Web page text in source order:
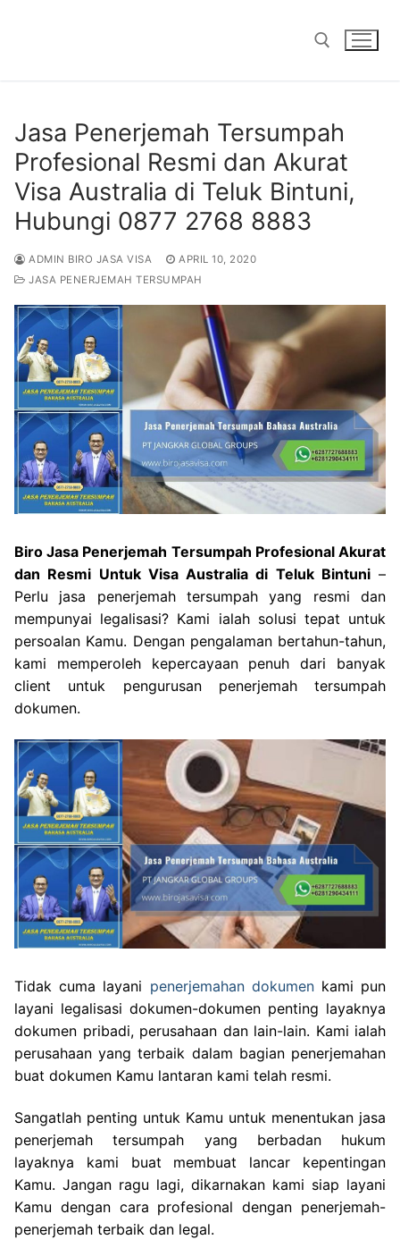
Jasa Penerjemah Tersumpah
Profesional Resmi dan Akurat
Visa Australia di Teluk Bintuni,
Hubungi 0877 2768 8883
ADMIN BIRO JASA VISA
APRIL 10, 2020
JASA PENERJEMAH TERSUMPAH
Biro Jasa Penerjemah Tersumpah Profesional Akurat
dan Resmi Untuk Visa Australia di Teluk Bintuni–
Perlu jasa penerjemah tersumpah yang resmi dan
mempunyai legalisasi? Kami ialah solusi tepat untuk
persoalan Kamu. Dengan pengalaman bertahun-tahun,
kami memperoleh kepercayaan penuh dari banyak
client untuk pengurusan penerjemah tersumpah
dokumen.
Tidak cuma layani penerjemahan dokumenkami pun
layani legalisasi dokumen-dokumen penting layaknya
dokumen pribadi, perusahaan dan lain-lain. Kami ialah
perusahaan yang terbaik dalam bagian penerjemahan
buat dokumen Kamu lantaran kami telah resmi.
Sangatlah penting untuk Kamu untuk menentukan jasa
penerjemah tersumpah yang berbadan hukum
layaknya kami buat membuat lancar kepentingan
Kamu. Jangan ragu lagi, dikarnakan kami siap layani
Kamu dengan cara profesional dengan penerjemah-
penerjemah terbaik dan legal.